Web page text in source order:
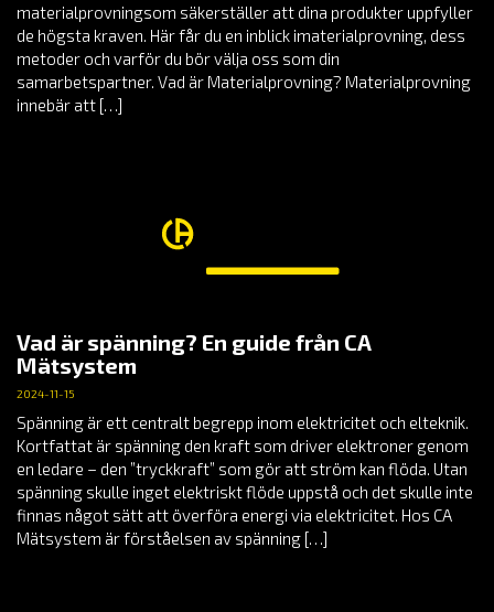
materialprovningsom säkerställer att dina produkter uppfyller
de högsta kraven. Här får du en inblick imaterialprovning, dess
metoder och varför du bör välja oss som din
samarbetspartner. Vad är Materialprovning? Materialprovning
innebär att […]
Vad är spänning? En guide från CA
Mätsystem
2024-11-15
Spänning är ett centralt begrepp inom elektricitet och elteknik.
Kortfattat är spänning den kraft som driver elektroner genom
en ledare – den ”tryckkraft” som gör att ström kan flöda. Utan
spänning skulle inget elektriskt flöde uppstå och det skulle inte
finnas något sätt att överföra energi via elektricitet. Hos CA
Mätsystem är förståelsen av spänning […]